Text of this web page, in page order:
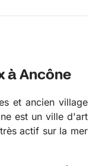
à Ancône
et ancien village
est un ville d'art
actif sur la mer